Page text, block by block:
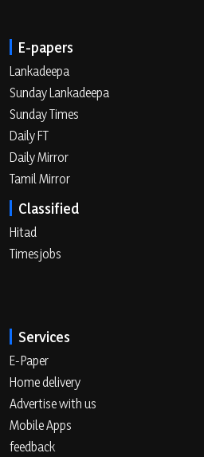
E-papers
Lankadeepa
Sunday Lankadeepa
Sunday Times
Daily FT
Daily Mirror
Tamil Mirror
Classified
Hitad
Timesjobs
Services
E-Paper
Home delivery
Advertise with us
Mobile Apps
feedback